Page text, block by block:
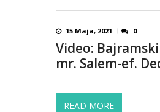
15 Maja, 2021 0
Video:
mr. Salem-ef.
READ MORE